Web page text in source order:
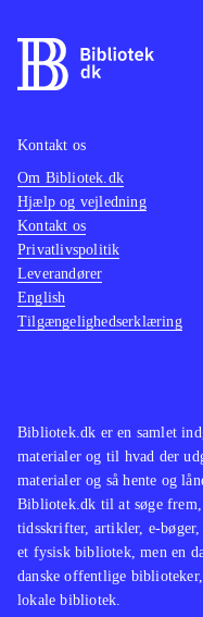
Bibliotek.dk er en samlet
materialer og til hvad der
materialer og så hente og
Bibliotek.dk til at søge
tidsskrifter, artikler, e-
et fysisk bibliotek, men en
danske offentlige
lokale bibliotek.
Kontakt os
Om Bibliotek.dk
Hjælp og vejledning
Kontakt os
Privatlivspolitik
Leverandører
English
Tilgængelighedserklæring